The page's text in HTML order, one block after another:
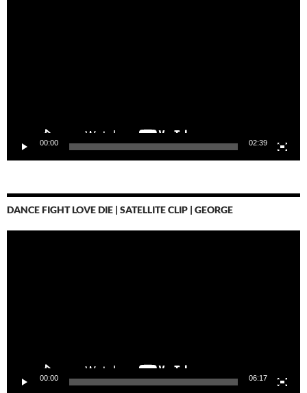
00:00 02:39
DANCE FIGHT LOVE DIE | SATELLITE CLIP | GEORGE
00:00 06:17